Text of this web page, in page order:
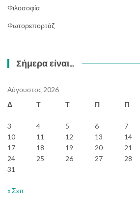
Φιλοσοφία
Φωτορεπορτάζ
Σήμερα είναι…
Αύγουστος 2026
Δ
Τ Τ Π Π
3
4 5 6 7
10
11 12 13 14
17
18 19 20 21
24
25 26 27 28
31
« Σεπ